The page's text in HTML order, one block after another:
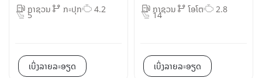
ກາຊວນ ກະປຸກ 4.2
5
ເບິ່ງລາຍລະອຽດ
ກາຊວນ ໂອໂຕ 2.8
14
ເບິ່ງລາຍລະອຽດ